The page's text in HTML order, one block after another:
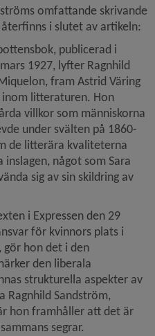
omfattande skrivande
i slutet av artikeln:
publicerad i
1927, lyfter Ragnhild
fram Astrid Väring
litteraturen. Hon
villkor som människorna
under svälten på 1860-
de litterära kvaliteterna
något som Sara
sig av sin skildring av
i Expressen den 29
för kvinnors plats i
gör hon det i den
den liberala
strukturella aspekter av
Ragnhild Sandström,
hon framhåller att det är
segrar.